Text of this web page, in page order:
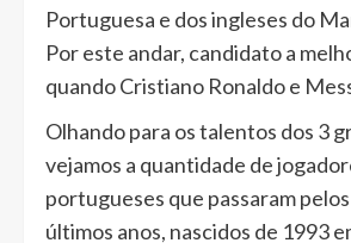
Portuguesa e dos ingleses do
Por este andar, candidato a
quando Cristiano Ronaldo e
Olhando para os talentos dos 3
vejamos a quantidade de
portugueses que passaram
últimos anos, nascidos de 1993